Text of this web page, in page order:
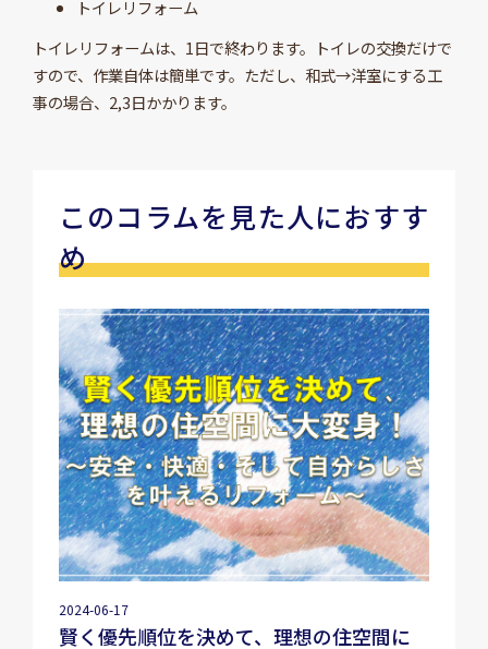
トイレリフォーム
トイレリフォームは、1日で終わります。トイレの交換だけで
すので、作業自体は簡単です。ただし、和式→洋室にする工
事の場合、2,3日かかります。
このコラムを見た人におすす
め
2024-06-17
賢く優先順位を決めて、理想の住空間に